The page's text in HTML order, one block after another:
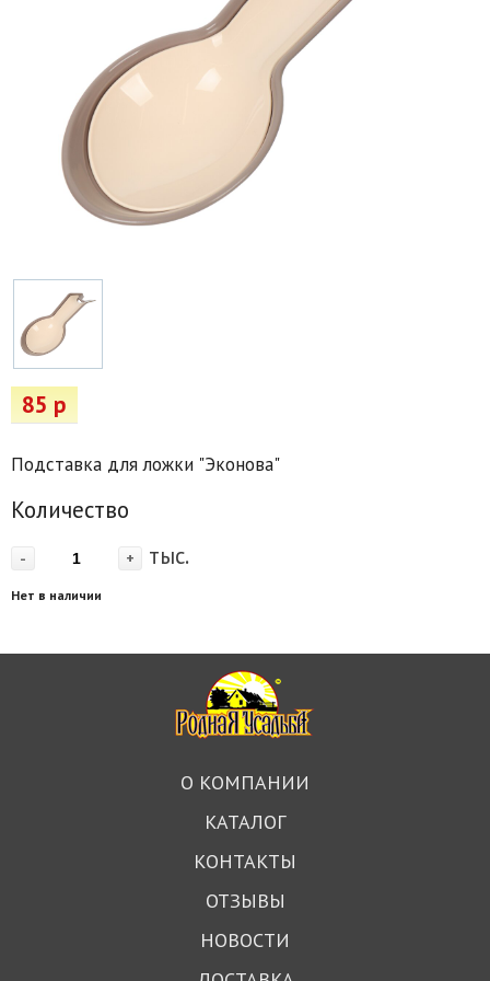
Товары для отдыха
Водоснабжение и полив
Пруды и бассейны
Спецодежда
Все для автолюбителей
Снегоуборочный инвентарь и реагенты
Стройматериалы
85 р
Подставка для ложки "Эконова"
Количество
- + тыс.
Нет в наличии
О КОМПАНИИ
КАТАЛОГ
КОНТАКТЫ
ОТЗЫВЫ
НОВОСТИ